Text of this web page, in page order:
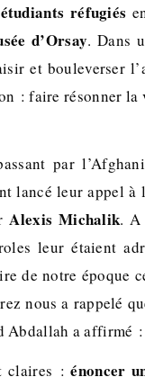
réfugiés
d’Orsay. Dans
et bouleverser
: faire résonner la
par
lancé leur appel
Alexis Michalik. A
leur étaient
de notre époque
nous a rappelé
Abdallah a affirmé
claires :énoncer